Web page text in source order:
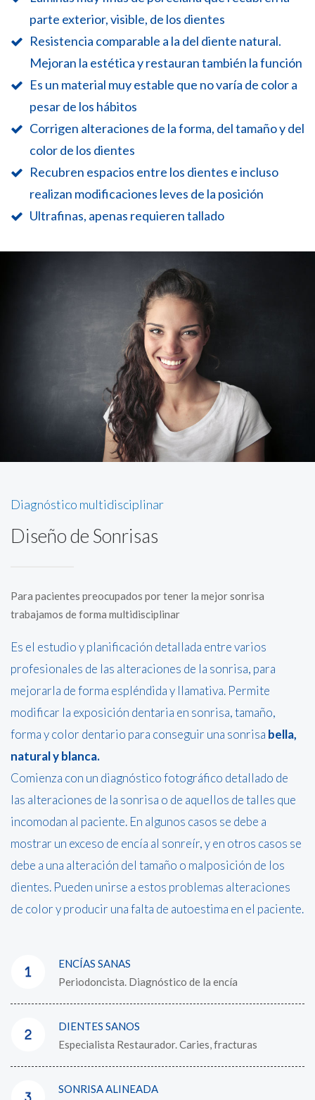
parte exterior, visible, de los dientes
Resistencia comparable a la del diente natural.
Mejoran la estética y restauran también la función
Es un material muy estable que no varía de color a
pesar de los hábitos
Corrigen alteraciones de la forma, del tamaño y del
color de los dientes
Recubren espacios entre los dientes e incluso
realizan modificaciones leves de la posición
Ultrafinas, apenas requieren tallado
Diagnóstico multidisciplinar
Diseño de Sonrisas
Para pacientes preocupados por tener la mejor sonrisa
trabajamos de forma multidisciplinar
Es el estudio y planificación detallada entre varios
profesionales de las alteraciones de la sonrisa, para
mejorarla de forma espléndida y llamativa. Permite
modificar la exposición dentaria en sonrisa, tamaño,
forma y color dentario para conseguir una sonrisa bella,
natural y blanca.
Comienza con un diagnóstico fotográfico detallado de
las alteraciones de la sonrisa o de aquellos de talles que
incomodan al paciente. En algunos casos se debe a
mostrar un exceso de encía al sonreír, y en otros casos se
debe a una alteración del tamaño o malposición de los
dientes. Pueden unirse a estos problemas alteraciones
de color y producir una falta de autoestima en el paciente.
ENCÍAS SANAS
Periodoncista. Diagnóstico de la encía
DIENTES SANOS
Especialista Restaurador. Caries, fracturas
SONRISA ALINEADA